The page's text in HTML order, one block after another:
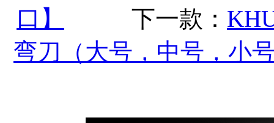
口】
下一款：
弯刀（大号，中号，小